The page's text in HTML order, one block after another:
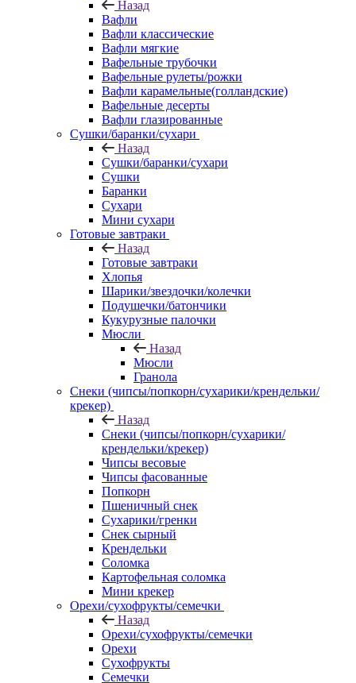
Назад
Вафли
Вафли классические
Вафли мягкие
Вафельные трубочки
Вафельные рулеты/рожки
Вафли карамельные(голландские)
Вафельные десерты
Вафли глазированные
Сушки/баранки/сухари
Назад
Сушки/баранки/сухари
Сушки
Баранки
Сухари
Мини сухари
Готовые завтраки
Назад
Готовые завтраки
Хлопья
Шарики/звездочки/колечки
Подушечки/батончики
Кукурузные палочки
Мюсли
Назад
Мюсли
Гранола
Снеки (чипсы/попкорн/сухарики/крендельки/
крекер)
Назад
Снеки (чипсы/попкорн/сухарики/
крендельки/крекер)
Чипсы весовые
Чипсы фасованные
Попкорн
Пшеничный снек
Сухарики/гренки
Снек сырный
Крендельки
Соломка
Картофельная соломка
Мини крекер
Орехи/сухофрукты/семечки
Назад
Орехи/сухофрукты/семечки
Орехи
Сухофрукты
Семечки